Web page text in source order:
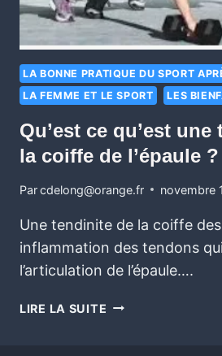
LA BONNE PRATIQUE DU SPORT
LA FEMME ET LE SPORT
LES
Qu’est ce qu’est
la coiffe de l’épaule ?
Parcdelong@orange.fr novembre
Une tendinite de la coiffe
inflammation des tendons
l’articulation de l’épaule….
LIRE LA SUITE